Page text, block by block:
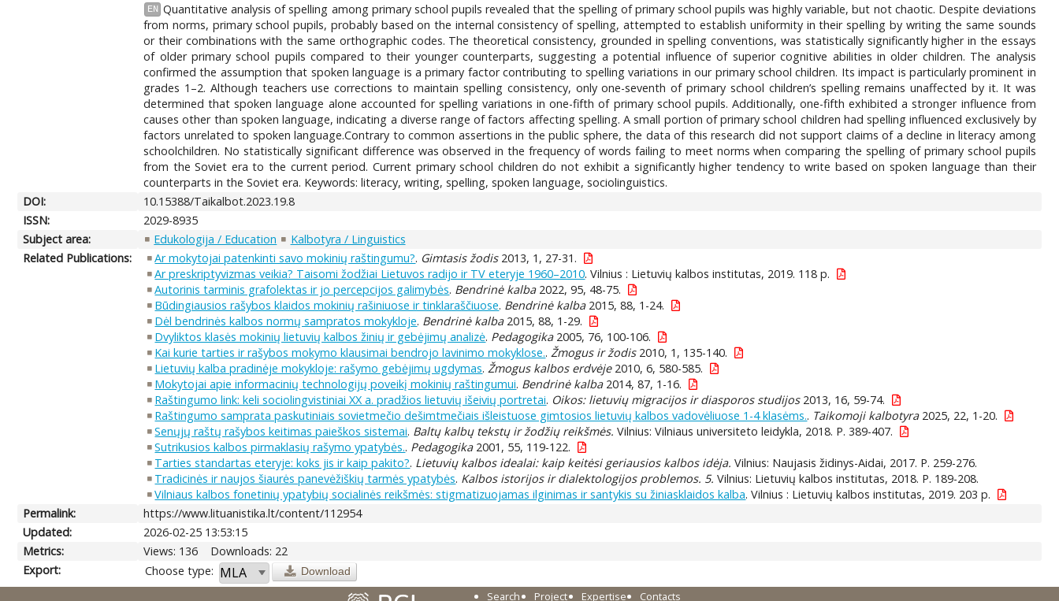
EN Quantitative analysis of spelling among primary school pupils revealed that the spelling of primary school pupils was highly variable, but not chaotic. Despite deviations
from norms, primary school pupils, probably based on the internal consistency of spelling, attempted to establish uniformity in their spelling by writing the same sounds
or their combinations with the same orthographic codes. The theoretical consistency, grounded in spelling conventions, was statistically significantly higher in the essays
of older primary school pupils compared to their younger counterparts, suggesting a potential influence of superior cognitive abilities in older children. The analysis
confirmed the assumption that spoken language is a primary factor contributing to spelling variations in our primary school children. Its impact is particularly prominent in
grades 1–2. Although teachers use corrections to maintain spelling consistency, only one-seventh of primary school children’s spelling remains unaffected by it. It was
determined that spoken language alone accounted for spelling variations in one-fifth of primary school pupils. Additionally, one-fifth exhibited a stronger influence from
causes other than spoken language, indicating a diverse range of factors affecting spelling. A small portion of primary school children had spelling influenced exclusively by
factors unrelated to spoken language.Contrary to common assertions in the public sphere, the data of this research did not support claims of a decline in literacy among
schoolchildren. No statistically significant difference was observed in the frequency of words failing to meet norms when comparing the spelling of primary school pupils
from the Soviet era to the current period. Current primary school children do not exhibit a significantly higher tendency to write based on spoken language than their
counterparts in the Soviet era. Keywords: literacy, writing, spelling, spoken language, sociolinguistics.
DOI:
10.15388/Taikalbot.2023.19.8
ISSN:
2029-8935
Subject area:
Edukologija / Education
Kalbotyra / Linguistics
Related Publications:
Ar mokytojai patenkinti savo mokinių raštingumu?. Gimtasis žodis2013, 1, 27-31.
Ar preskriptyvizmas veikia? Taisomi žodžiai Lietuvos radijo ir TV eteryje 1960–2010. Vilnius : Lietuvių kalbos institutas, 2019. 118 p.
Autorinis tarminis grafolektas ir jo percepcijos galimybės. Bendrinė kalba2022, 95, 48-75.
Būdingiausios rašybos klaidos mokinių rašiniuose ir tinklaraščiuose. Bendrinė kalba2015, 88, 1-24.
Dėl bendrinės kalbos normų sampratos mokykloje. Bendrinė kalba2015, 88, 1-29.
Dvyliktos klasės mokinių lietuvių kalbos žinių ir gebėjimų analizė. Pedagogika2005, 76, 100-106.
Kai kurie tarties ir rašybos mokymo klausimai bendrojo lavinimo mokyklose.. Žmogus ir žodis2010, 1, 135-140.
Lietuvių kalba pradinėje mokykloje: rašymo gebėjimų ugdymas. Žmogus kalbos erdvėje2010, 6, 580-585.
Mokytojai apie informacinių technologijų poveikį mokinių raštingumui. Bendrinė kalba2014, 87, 1-16.
Raštingumo link: keli sociolingvistiniai XX a. pradžios lietuvių išeivių portretai. Oikos: lietuvių migracijos ir diasporos studijos2013, 16, 59-74.
Raštingumo samprata paskutiniais sovietmečio dešimtmečiais išleistuose gimtosios lietuvių kalbos vadovėliuose 1-4 klasėms.. Taikomoji kalbotyra2025, 22, 1-20.
Senųjų raštų rašybos keitimas paieškos sistemai. Baltų kalbų tekstų ir žodžių reikšmės. Vilnius: Vilniaus universiteto leidykla, 2018. P. 389-407.
Sutrikusios kalbos pirmaklasių rašymo ypatybės.. Pedagogika2001, 55, 119-122.
Tarties standartas eteryje: koks jis ir kaip pakito?. Lietuvių kalbos idealai: kaip keitėsi geriausios kalbos idėja. Vilnius: Naujasis židinys-Aidai, 2017. P. 259-276.
Tradicinės ir naujos šiaurės panevėžiškių tarmės ypatybės. Kalbos istorijos ir dialektologijos problemos. 5. Vilnius: Lietuvių kalbos institutas, 2018. P. 189-208.
Vilniaus kalbos fonetinių ypatybių socialinės reikšmės: stigmatizuojamas ilginimas ir santykis su žiniasklaidos kalba. Vilnius : Lietuvių kalbos institutas, 2019. 203 p.
Permalink:
https://www.lituanistika.lt/content/112954
Updated:
2026-02-25 13:53:15
Metrics:
Views: 136
Downloads: 22
Export:
Choose type: Download
Search Project Expertise Contacts